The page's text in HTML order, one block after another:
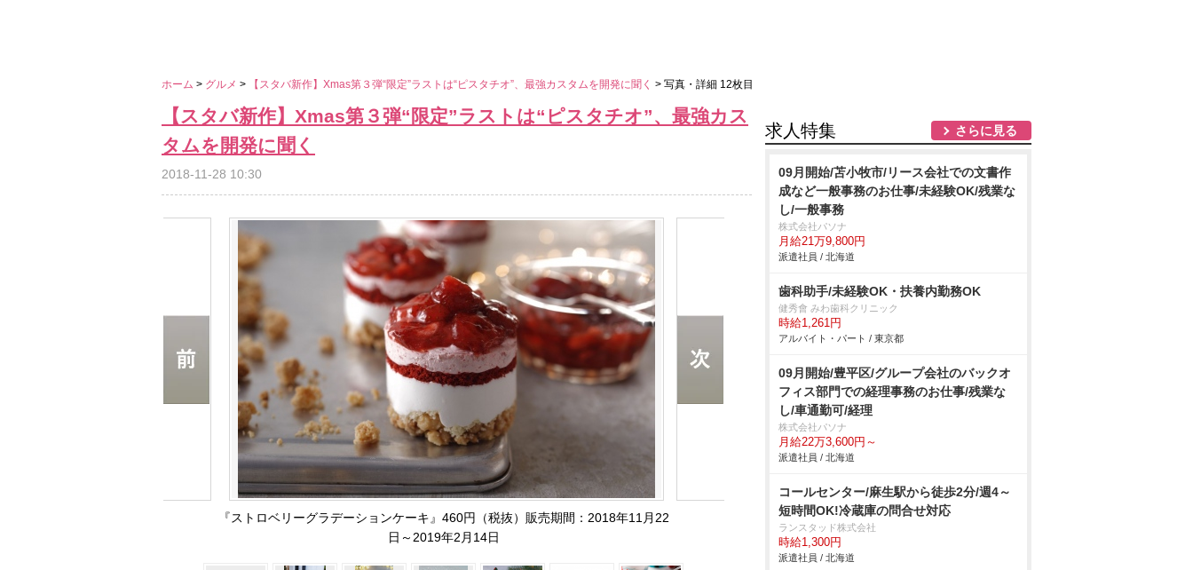
ホーム > グルメ > 【スタバ新作】Xmas第３弾“限定”ラストは“ピスタチオ”、最強カスタムを開発に聞く > 写真・詳細 12枚目
【スタバ新作】Xmas第３弾“限定”ラストは“ピスタチオ”、最強カス
タムを開発に聞く
2018-11-28 10:30
『ストロベリーグラデーションケーキ』460円（税抜）販売期間：2018年11月22
日～2019年2月14日
求人特集 さらに見る
09月開始/苫小牧市/リース会社での文書作
成など一般事務のお仕事/未経験OK/残業な
し/一般事務
株式会社パソナ
月給21万9,800円
派遣社員 / 北海道
歯科助手/未経験OK・扶養内勤務OK
健秀會 みわ歯科クリニック
時給1,261円
アルバイト・パート / 東京都
09月開始/豊平区/グループ会社のバックオ
フィス部門での経理事務のお仕事/残業な
し/車通勤可/経理
株式会社パソナ
月給22万3,600円～
派遣社員 / 北海道
コールセンター/麻生駅から徒歩2分/週4～
短時間OK!冷蔵庫の問合せ対応
ランスタッド株式会社
時給1,300円
派遣社員 / 北海道